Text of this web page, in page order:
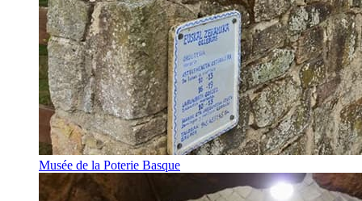
Musée de la Poterie Basque